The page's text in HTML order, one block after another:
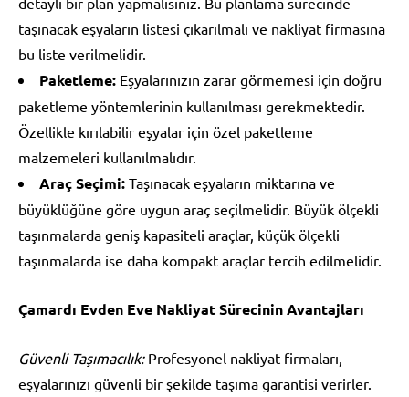
taşınacak eşyaların listesi çıkarılmalı ve nakliyat firmasına
bu liste verilmelidir.
Paketleme: Eşyalarınızın zarar görmemesi için doğru
paketleme yöntemlerinin kullanılması gerekmektedir.
Özellikle kırılabilir eşyalar için özel paketleme
malzemeleri kullanılmalıdır.
Araç Seçimi: Taşınacak eşyaların miktarına ve
büyüklüğüne göre uygun araç seçilmelidir. Büyük ölçekli
taşınmalarda geniş kapasiteli araçlar, küçük ölçekli
taşınmalarda ise daha kompakt araçlar tercih edilmelidir.
Çamardı Evden Eve Nakliyat Sürecinin Avantajları
Güvenli Taşımacılık:Profesyonel nakliyat firmaları,
eşyalarınızı güvenli bir şekilde taşıma garantisi verirler.